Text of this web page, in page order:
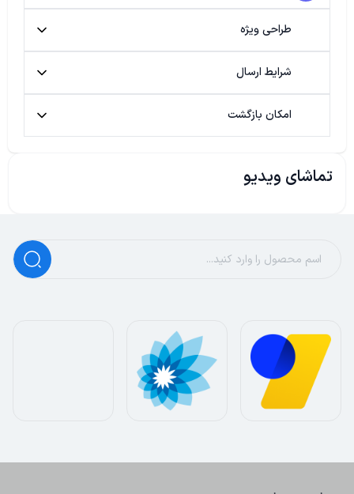
طراحی ویژه
شرایط ارسال
امکان بازگشت
تماشای ویدیو